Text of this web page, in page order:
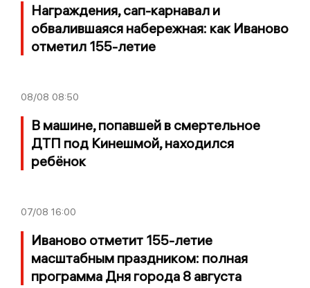
Награждения, сап-карнавал и
обвалившаяся набережная: как Иваново
отметил 155-летие
08/08 08:50
В машине, попавшей в смертельное
ДТП под Кинешмой, находился
ребёнок
07/08 16:00
Иваново отметит 155-летие
масштабным праздником: полная
программа Дня города 8 августа